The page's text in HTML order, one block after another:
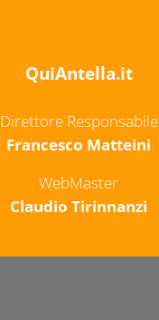
QuiAntella.it
Direttore Responsabile
Francesco Matteini
WebMaster
Claudio Tirinnanzi